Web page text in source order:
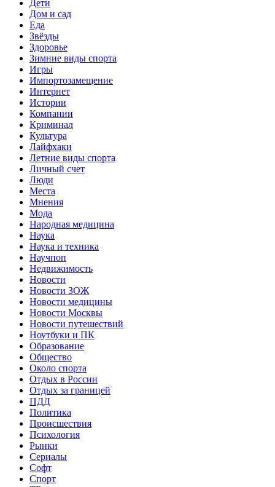
Дети
Дом и сад
Еда
Звёзды
Здоровье
Зимние виды спорта
Игры
Импортозамещение
Интернет
Истории
Компании
Криминал
Культура
Лайфхаки
Летние виды спорта
Личный счет
Люди
Места
Мнения
Мода
Народная медицина
Наука
Наука и техника
Научпоп
Недвижимость
Новости
Новости ЗОЖ
Новости медицины
Новости Москвы
Новости путешествий
Ноутбуки и ПК
Образование
Общество
Около спорта
Отдых в России
Отдых за границей
ПДД
Политика
Происшествия
Психология
Рынки
Сериалы
Софт
Спорт